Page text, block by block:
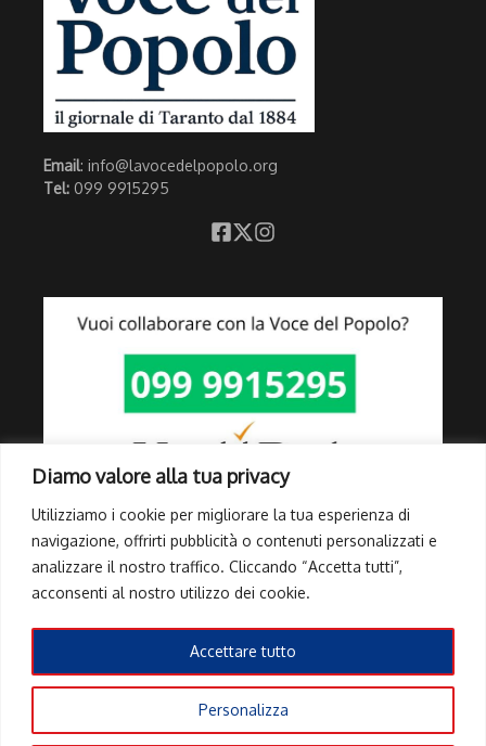
Diamo valore alla tua privacy
Utilizziamo i cookie per migliorare la tua esperienza di
navigazione, offrirti pubblicità o contenuti personalizzati e
analizzare il nostro traffico. Cliccando “Accetta tutti”,
acconsenti al nostro utilizzo dei cookie.
Personalizza
Accettare tutto
Email: info@lavocedelpopolo.org
Tel: 099 9915295
Link Utili
Info Pubblicità elettorale